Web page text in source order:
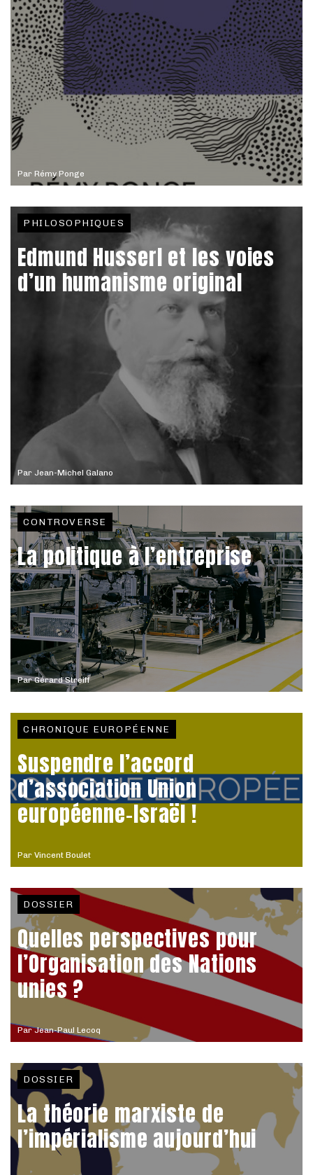
Par Rémy Ponge
Par Jean-Michel Galano
PHILOSOPHIQUES
Edmund Husserl et les voies
d’un humanisme original
ParGérard Streiff
CONTROVERSE
La politique à l’entreprise
Par Vincent Boulet
CHRONIQUE EUROPÉENNE
Suspendre l’accord
d’association Union
européenne-Israël !
ParJean-Paul Lecoq
DOSSIER
Quelles perspectives pour
l’Organisation des Nations
unies ?
DOSSIER
La théorie marxiste de
l’impérialisme aujourd’hui